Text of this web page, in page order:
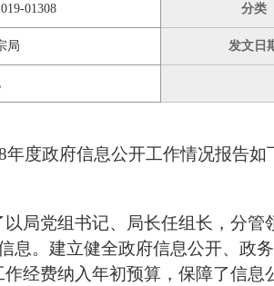
01308 分类
局 发文日
度政府信息公开工作情况报告如
局党组书记、局长任组长，分
息。建立健全政府信息公开、政
经费纳入年初预算，保障了信息